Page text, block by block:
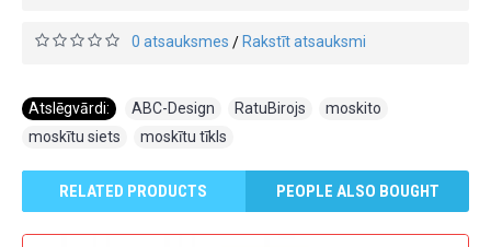
0 atsauksmes / Rakstīt atsauksmi
Atslēgvārdi: ABC-Design RatuBirojs moskito
moskītu siets
moskītu tīkls
RELATED PRODUCTS PEOPLE ALSO BOUGHT